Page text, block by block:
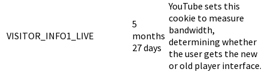
VISITOR_INFO1_LIVE
5
months
27 days
YouTube sets this
cookie to measure
bandwidth,
determining whether
the user gets the new
or old player interface.